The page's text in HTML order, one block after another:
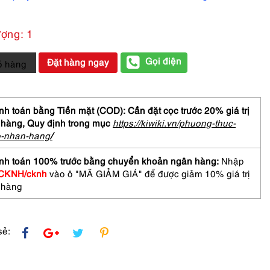
1
hàng Đặt hàng ngay Gọi điện
toán bằng Tiền mặt (COD): Cần đặt cọc trước 20% giá trị
Quy định trong mục https://kiwiki.vn/phuong-thuc-
nhan-hang/
toán 100% trước bằng chuyển khoản ngân hàng: Nhập
cknh vào ô "MÃ GIẢM GIÁ" để được giảm 10% giá trị